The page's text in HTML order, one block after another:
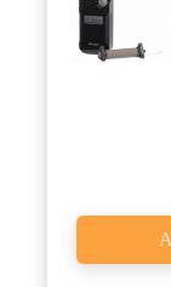
びいただけ
釣りスタイ
海釣りなど